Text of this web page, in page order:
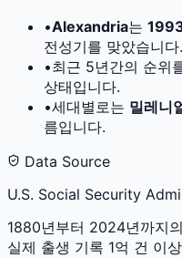
•Alexandria는
전성기를 맞았습니다.
•최근 5년간의 순위
상태입니다.
•세대별로는 밀레니
름입니다.
Data Source
U.S. Social Security
1880년부터 2024년까지의
실제 출생 기록 1억 건 이